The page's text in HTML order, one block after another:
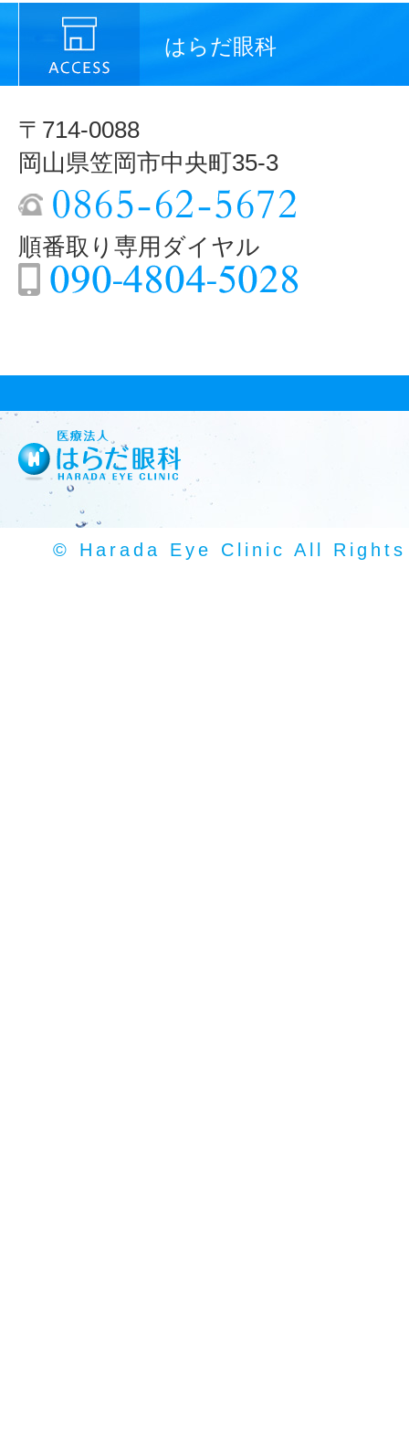
はらだ眼科
〒714-0088
岡山県笠岡市中央町35-3
順番取り専用ダイヤル
© Harada Eye Clinic All